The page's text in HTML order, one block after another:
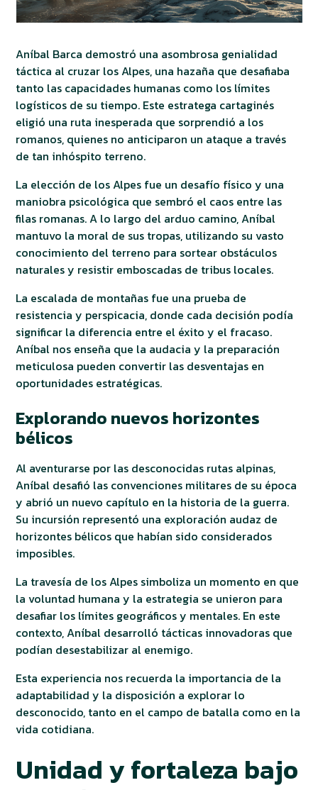
Aníbal Barca demostró una asombrosa genialidad
táctica al cruzar los Alpes, una hazaña que desafiaba
tanto las capacidades humanas como los límites
logísticos de su tiempo. Este estratega cartaginés
eligió una ruta inesperada que sorprendió a los
romanos, quienes no anticiparon un ataque a través
de tan inhóspito terreno.
La elección de los Alpes fue un desafío físico y una
maniobra psicológica que sembró el caos entre las
filas romanas. A lo largo del arduo camino, Aníbal
mantuvo la moral de sus tropas, utilizando su vasto
conocimiento del terreno para sortear obstáculos
naturales y resistir emboscadas de tribus locales.
La escalada de montañas fue una prueba de
resistencia y perspicacia, donde cada decisión podía
significar la diferencia entre el éxito y el fracaso.
Aníbal nos enseña que la audacia y la preparación
meticulosa pueden convertir las desventajas en
oportunidades estratégicas.
Explorando nuevos horizontes
bélicos
Al aventurarse por las desconocidas rutas alpinas,
Aníbal desafió las convenciones militares de su época
y abrió un nuevo capítulo en la historia de la guerra.
Su incursión representó una exploración audaz de
horizontes bélicos que habían sido considerados
imposibles.
La travesía de los Alpes simboliza un momento en que
la voluntad humana y la estrategia se unieron para
desafiar los límites geográficos y mentales. En este
contexto, Aníbal desarrolló tácticas innovadoras que
podían desestabilizar al enemigo.
Esta experiencia nos recuerda la importancia de la
adaptabilidad y la disposición a explorar lo
desconocido, tanto en el campo de batalla como en la
vida cotidiana.
Unidad y fortaleza bajo